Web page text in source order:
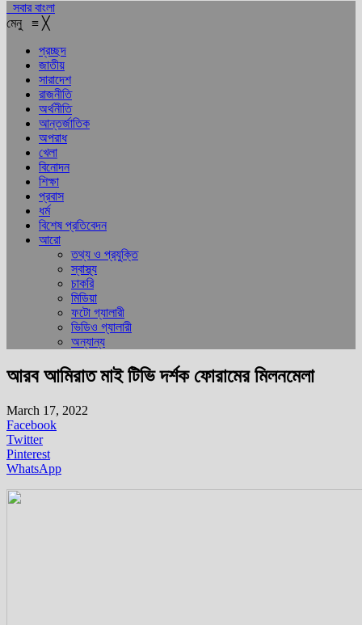
সবার বাংলা
মেনু ≡ ╳
প্রচ্ছদ
জাতীয়
সারাদেশ
রাজনীতি
অর্থনীতি
আন্তর্জাতিক
অপরাধ
খেলা
বিনোদন
শিক্ষা
প্রবাস
ধর্ম
বিশেষ প্রতিবেদন
আরো
তথ্য ও প্রযুক্তি
স্বাস্থ্য
চাকরি
মিডিয়া
ফটো গ্যালারী
ভিডিও গ্যালারী
অন্যান্য
আরব আমিরাত মাই টিভি দর্শক ফোরামের মিলনমেলা
March 17, 2022
Facebook
Twitter
Pinterest
WhatsApp